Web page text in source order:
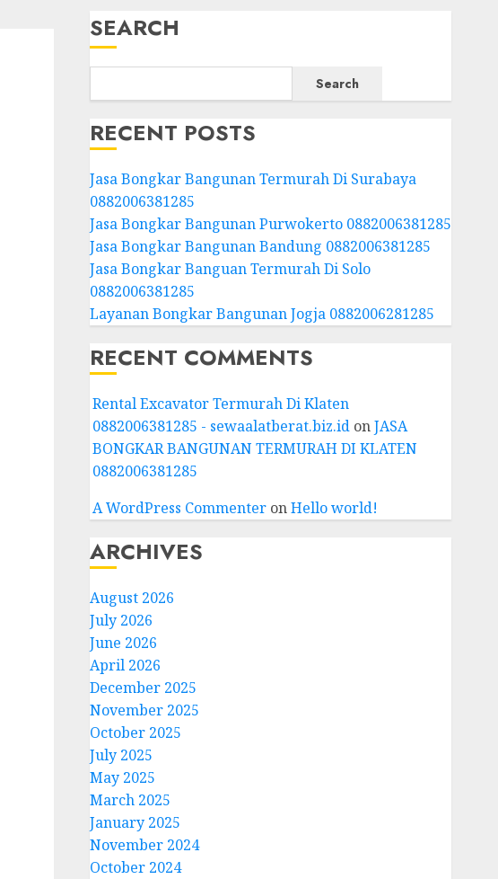
SEARCH
Search
RECENT POSTS
Jasa Bongkar Bangunan Termurah Di Surabaya
0882006381285
Jasa Bongkar Bangunan Purwokerto 0882006381285
Jasa Bongkar Bangunan Bandung 0882006381285
Jasa Bongkar Banguan Termurah Di Solo
0882006381285
Layanan Bongkar Bangunan Jogja 0882006281285
RECENT COMMENTS
Rental Excavator Termurah Di Klaten
0882006381285 - sewaalatberat.biz.idonJASA
BONGKAR BANGUNAN TERMURAH DI KLATEN
0882006381285
A WordPress CommenteronHello world!
ARCHIVES
August 2026
July 2026
June 2026
April 2026
December 2025
November 2025
October 2025
July 2025
May 2025
March 2025
January 2025
November 2024
October 2024